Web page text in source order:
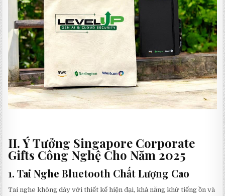
II. Ý Tưởng Singapore Corporate
Gifts Công Nghệ Cho Năm 2025
1.Tai Nghe Bluetooth Chất Lượng Cao
Tai nghe không dây với thiết kế hiện đại, khả năng khử tiếng ồn và